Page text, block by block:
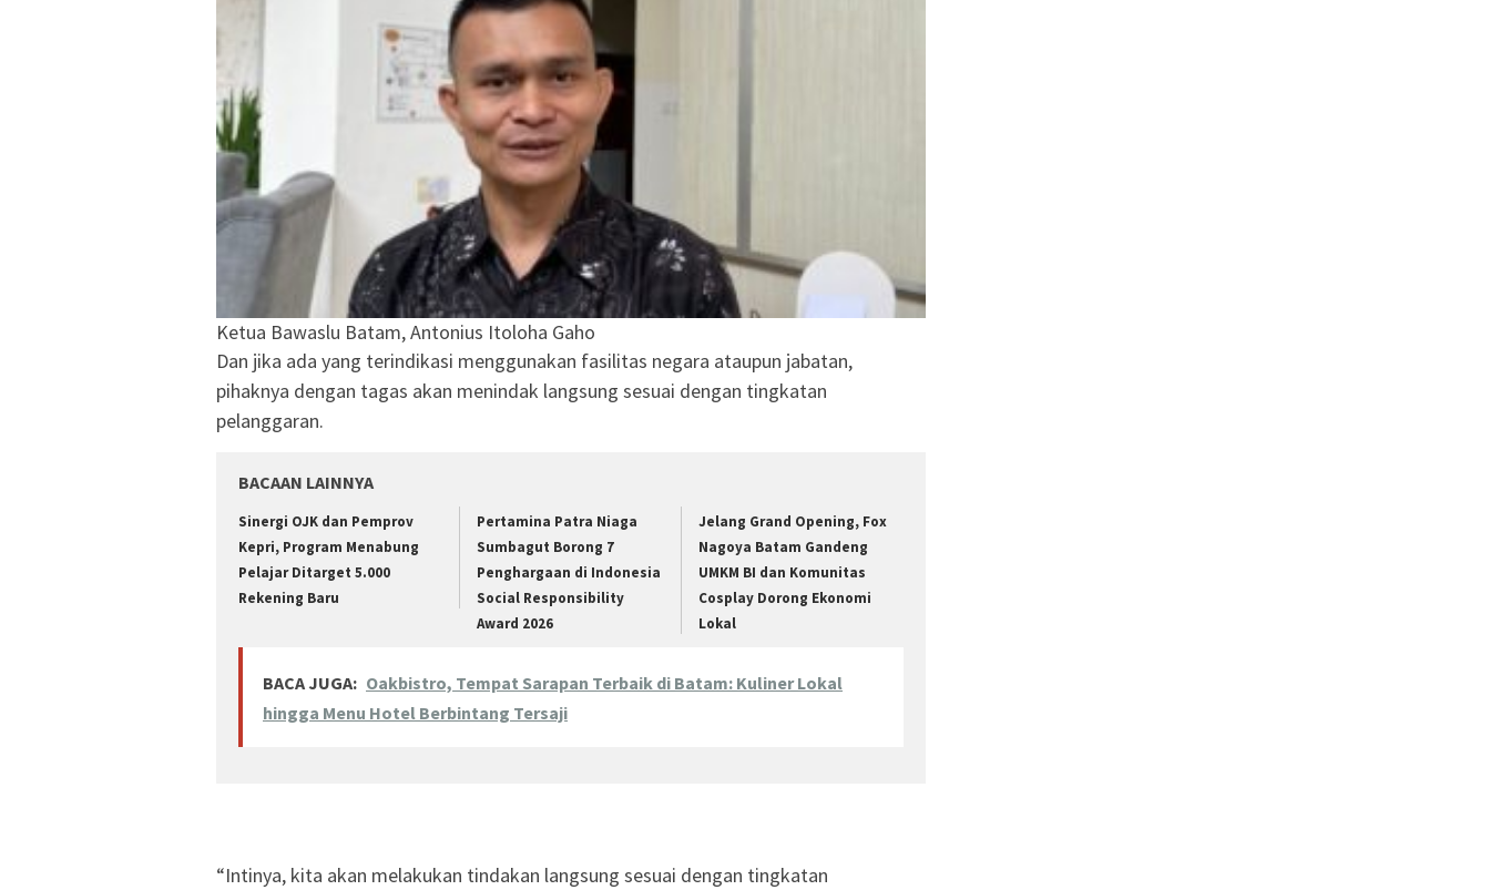
Ketua Bawaslu Batam, Antonius Itoloha Gaho
Dan jika ada yang terindikasi menggunakan fasilitas negara ataupun jabatan,
pihaknya dengan tagas akan menindak langsung sesuai dengan tingkatan
pelanggaran.
BACAAN LAINNYA
Sinergi OJK dan Pemprov
Kepri, Program Menabung
Pelajar Ditarget 5.000
Rekening Baru
Pertamina Patra Niaga
Sumbagut Borong 7
Penghargaan di Indonesia
Social Responsibility
Award 2026
Jelang Grand Opening, Fox
Nagoya Batam Gandeng
UMKM BI dan Komunitas
Cosplay Dorong Ekonomi
Lokal
BACA JUGA: Oakbistro, Tempat Sarapan Terbaik di Batam: Kuliner Lokal
hingga Menu Hotel Berbintang Tersaji
“Intinya, kita akan melakukan tindakan langsung sesuai dengan tingkatan